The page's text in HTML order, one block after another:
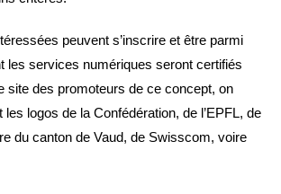
peuvent s’inscrire et être parmi
les services numériques seront certifiés
site des promoteurs de ce concept, on
logos de la Confédération, de l’EPFL, de
du canton de Vaud, de Swisscom, voire